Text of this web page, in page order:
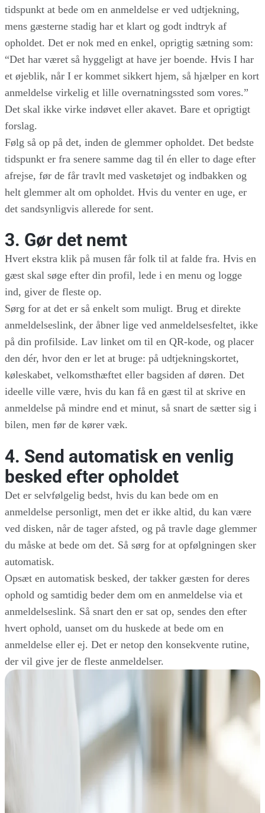
tidspunkt at bede om en anmeldelse er ved udtjekning,
mens gæsterne stadig har et klart og godt indtryk af
opholdet. Det er nok med en enkel, oprigtig sætning som:
“Det har været så hyggeligt at have jer boende. Hvis I har
et øjeblik, når I er kommet sikkert hjem, så hjælper en kort
anmeldelse virkelig et lille overnatningssted som vores.”
Det skal ikke virke indøvet eller akavet. Bare et oprigtigt
forslag.
Følg så op på det, inden de glemmer opholdet. Det bedste
tidspunkt er fra senere samme dag til én eller to dage efter
afrejse, før de får travlt med vasketøjet og indbakken og
helt glemmer alt om opholdet. Hvis du venter en uge, er
det sandsynligvis allerede for sent.
3. Gør det nemt
Hvert ekstra klik på musen får folk til at falde fra. Hvis en
gæst skal søge efter din profil, lede i en menu og logge
ind, giver de fleste op.
Sørg for at det er så enkelt som muligt. Brug et direkte
anmeldelseslink, der åbner lige ved anmeldelsesfeltet, ikke
på din profilside. Lav linket om til en QR-kode, og placer
den dér, hvor den er let at bruge: på udtjekningskortet,
køleskabet, velkomsthæftet eller bagsiden af døren. Det
ideelle ville være, hvis du kan få en gæst til at skrive en
anmeldelse på mindre end et minut, så snart de sætter sig i
bilen, men før de kører væk.
4. Send automatisk en venlig
besked efter opholdet
Det er selvfølgelig bedst, hvis du kan bede om en
anmeldelse personligt, men det er ikke altid, du kan være
ved disken, når de tager afsted, og på travle dage glemmer
du måske at bede om det. Så sørg for at opfølgningen sker
automatisk.
Opsæt en automatisk besked, der takker gæsten for deres
ophold og samtidig beder dem om en anmeldelse via et
anmeldelseslink. Så snart den er sat op, sendes den efter
hvert ophold, uanset om du huskede at bede om en
anmeldelse eller ej. Det er netop den konsekvente rutine,
der vil give jer de fleste anmeldelser.